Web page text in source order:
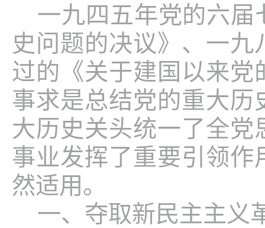
一九四五年党的六
史问题的决议》、一
过的《关于建国以来
事求是总结党的重大
大历史关头统一了全
事业发挥了重要引领
然适用。
一、夺取新民主主义